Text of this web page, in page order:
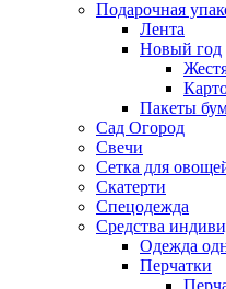
Подарочная
Лента
Новый год
Пакеты
Сад Огород
Свечи
Сетка для
Скатерти
Спецодежда
Средства
Одежда
Перчатки